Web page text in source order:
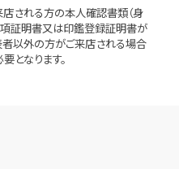
される方の本人確認書類（身
項証明書又は印鑑登録証明書が
者以外の方がご来店される場合
となります。